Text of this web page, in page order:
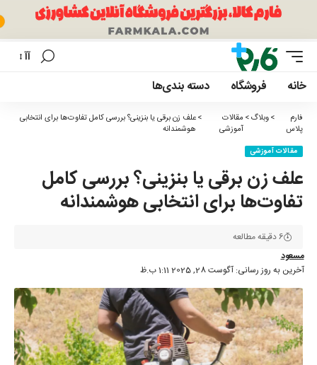
تغییر
آآ
خانه فروشگاه دسته بندی‌ها
فارم
پلاس
>وبلاگ> مقالات
آموزشی
>علف زن برقی یا بنزینی؟ بررسی کامل تفاوت‌ها برای انتخابی
هوشمندانه
مقالات آموزشی
علف زن برقی یا بنزینی؟ بررسی کامل
تفاوت‌ها برای انتخابی هوشمندانه
آخرین به روز رسانی: آگوست 28, 2025 1:11 ب.ظ
مسعود
6 دقیقه مطالعه